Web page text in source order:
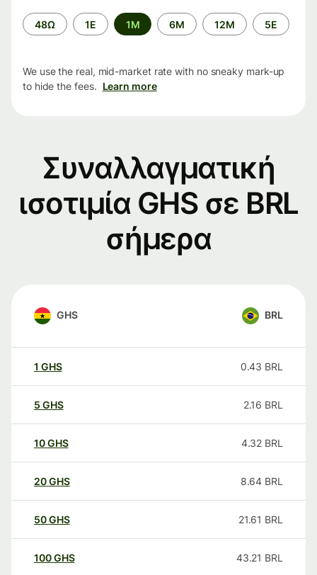
Time
period
48Ω 1Ε 1M 6M 12M 5Ε
We use the real, mid-market rate with no sneaky mark-up
to hide the fees. Learn more
Συναλλαγματική
ισοτιμία GHS σε BRL
σήμερα
GHS BRL
1 GHS 0.43 BRL
5 GHS 2.16 BRL
10GHS 4.32 BRL
20GHS 8.64 BRL
50GHS 21.61 BRL
100GHS 43.21 BRL